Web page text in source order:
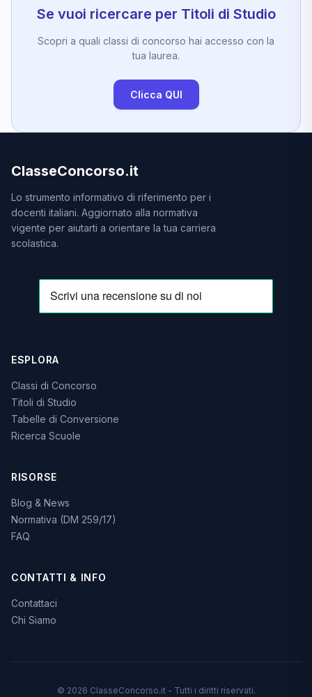
Se vuoi ricercare per Titoli di Studio
Scopri a quali classi di concorso hai accesso con la
tua laurea.
Clicca QUI
ClasseConcorso.it
Lo strumento informativo di riferimento per i
docenti italiani. Aggiornato alla normativa
vigente per aiutarti a orientare la tua carriera
scolastica.
ESPLORA
Classi di Concorso
Titoli di Studio
Tabelle di Conversione
Ricerca Scuole
RISORSE
Blog & News
Normativa (DM 259/17)
FAQ
CONTATTI & INFO
Contattaci
Chi Siamo
© 2026 ClasseConcorso.it - Tutti i diritti riservati.